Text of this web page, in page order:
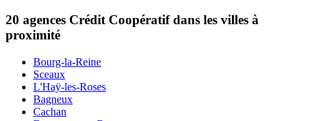
20 agences Crédit Coopératif dans les villes à
proximité
Bourg-la-Reine
Sceaux
L'Haÿ-les-Roses
Bagneux
Cachan